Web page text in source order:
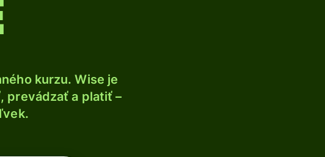
kurzu. Wise je
prevádzať a platiť –